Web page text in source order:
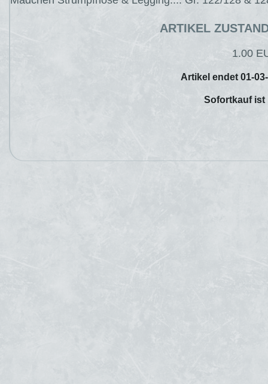
ARTIKEL
1.00
Artikel endet 01-
Sofortkauf ist